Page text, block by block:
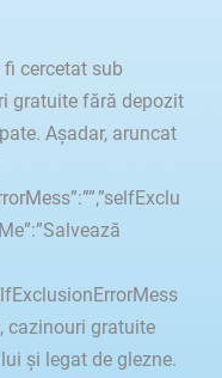
cercetat sub
gratuite fără depozit
Așadar, aruncat
cazinouri gratuite
și legat de glezne.